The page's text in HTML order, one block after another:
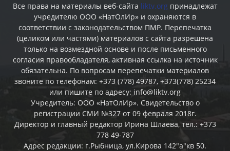
Все права на материалы веб-сайта liktv.org принадлежат
учредителю ООО «НатОлИр» и охраняются в
соответствии с законодательством ПМР. Перепечатка
(целиком или частями) материалов c сайта разрешена
только на возмездной основе и после письменного
согласия правообладателя, активная ссылка на источник
обязательна. По вопросам перепечатки материалов
звоните по телефонам: +373 (778) 49787, +373(778) 25234
или пишите по адресу: info@liktv.org
Учредитель: ООО «НатОлИр». Свидетельство о
регистрации СМИ №327 от 09 февраля 2018г.
Директор и главный редактор Ирина Шлаева, тел.: +373
778 49-787
Адрес редакции: г.Рыбница, ул.Кирова 142"а"кв 50.